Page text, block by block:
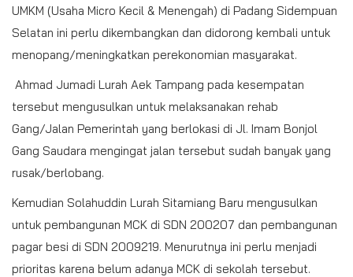
UMKM (Usaha Micro Kecil & Menengah) di Padang Sidempuan
Selatan ini perlu dikembangkan dan didorong kembali untuk
menopang/meningkatkan perekonomian masyarakat.
Ahmad Jumadi Lurah Aek Tampang pada kesempatan
tersebut mengusulkan untuk melaksanakan rehab
Gang/Jalan Pemerintah yang berlokasi di Jl. Imam Bonjol
Gang Saudara mengingat jalan tersebut sudah banyak yang
rusak/berlobang.
Kemudian Solahuddin Lurah Sitamiang Baru mengusulkan
untuk pembangunan MCK di SDN 200207 dan pembangunan
pagar besi di SDN 2009219. Menurutnya ini perlu menjadi
prioritas karena belum adanya MCK di sekolah tersebut.